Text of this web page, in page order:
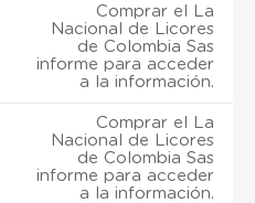
Comprar el La
Nacional de Licores
de Colombia Sas
informe para acceder
a la información.
Comprar el La
Nacional de Licores
de Colombia Sas
informe para acceder
a la información.